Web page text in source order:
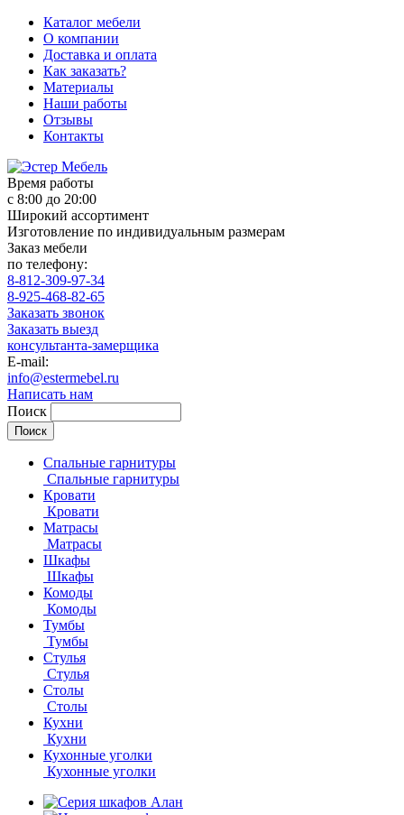
Каталог мебели
О компании
Доставка и оплата
Как заказать?
Материалы
Наши работы
Отзывы
Контакты
Время работы
с 8:00 до 20:00
Широкий ассортимент
Изготовление по индивидуальным размерам
Заказ мебели
по телефону:
8-812-309-97-34
8-925-468-82-65
Заказать звонок
Заказать выезд
консультанта-замерщика
E-mail:
info@estermebel.ru
Написать нам
Поиск
Спальные гарнитуры
Спальные гарнитуры
Кровати
Кровати
Матрасы
Матрасы
Шкафы
Шкафы
Комоды
Комоды
Тумбы
Тумбы
Стулья
Стулья
Столы
Столы
Кухни
Кухни
Кухонные уголки
Кухонные уголки